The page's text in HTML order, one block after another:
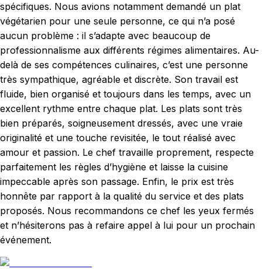
spécifiques. Nous avions notamment demandé un plat
végétarien pour une seule personne, ce qui n’a posé
aucun problème : il s’adapte avec beaucoup de
professionnalisme aux différents régimes alimentaires. Au-
delà de ses compétences culinaires, c’est une personne
très sympathique, agréable et discrète. Son travail est
fluide, bien organisé et toujours dans les temps, avec un
excellent rythme entre chaque plat. Les plats sont très
bien préparés, soigneusement dressés, avec une vraie
originalité et une touche revisitée, le tout réalisé avec
amour et passion. Le chef travaille proprement, respecte
parfaitement les règles d’hygiène et laisse la cuisine
impeccable après son passage. Enfin, le prix est très
honnête par rapport à la qualité du service et des plats
proposés. Nous recommandons ce chef les yeux fermés
et n’hésiterons pas à refaire appel à lui pour un prochain
événement.